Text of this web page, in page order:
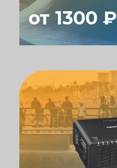
от 1300 ₽